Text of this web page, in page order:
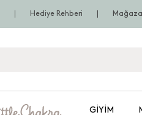
Hediye Rehberi
GIYIM